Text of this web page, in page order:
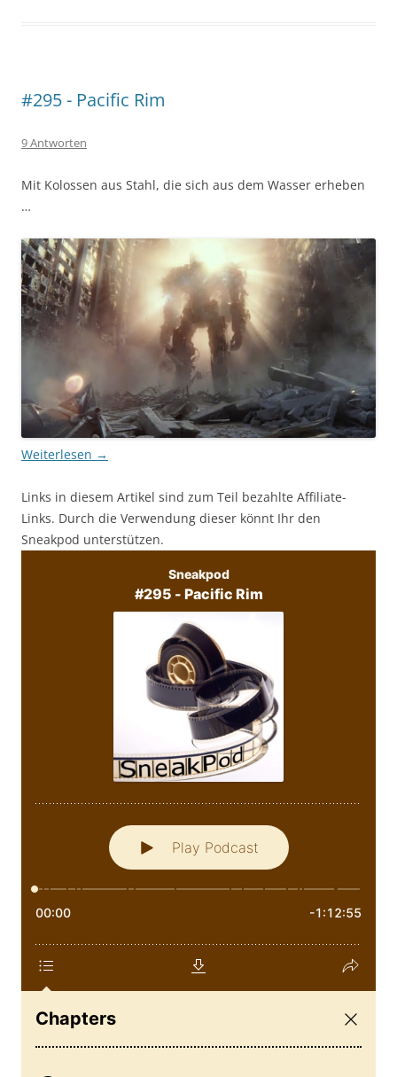
#295 - Pacific Rim
9 Antworten
Mit Kolossen aus Stahl, die sich aus dem Wasser erheben
…
Weiterlesen →
Links in diesem Artikel sind zum Teil bezahlte Affiliate-
Links. Durch die Verwendung dieser könnt Ihr den
Sneakpod unterstützen.